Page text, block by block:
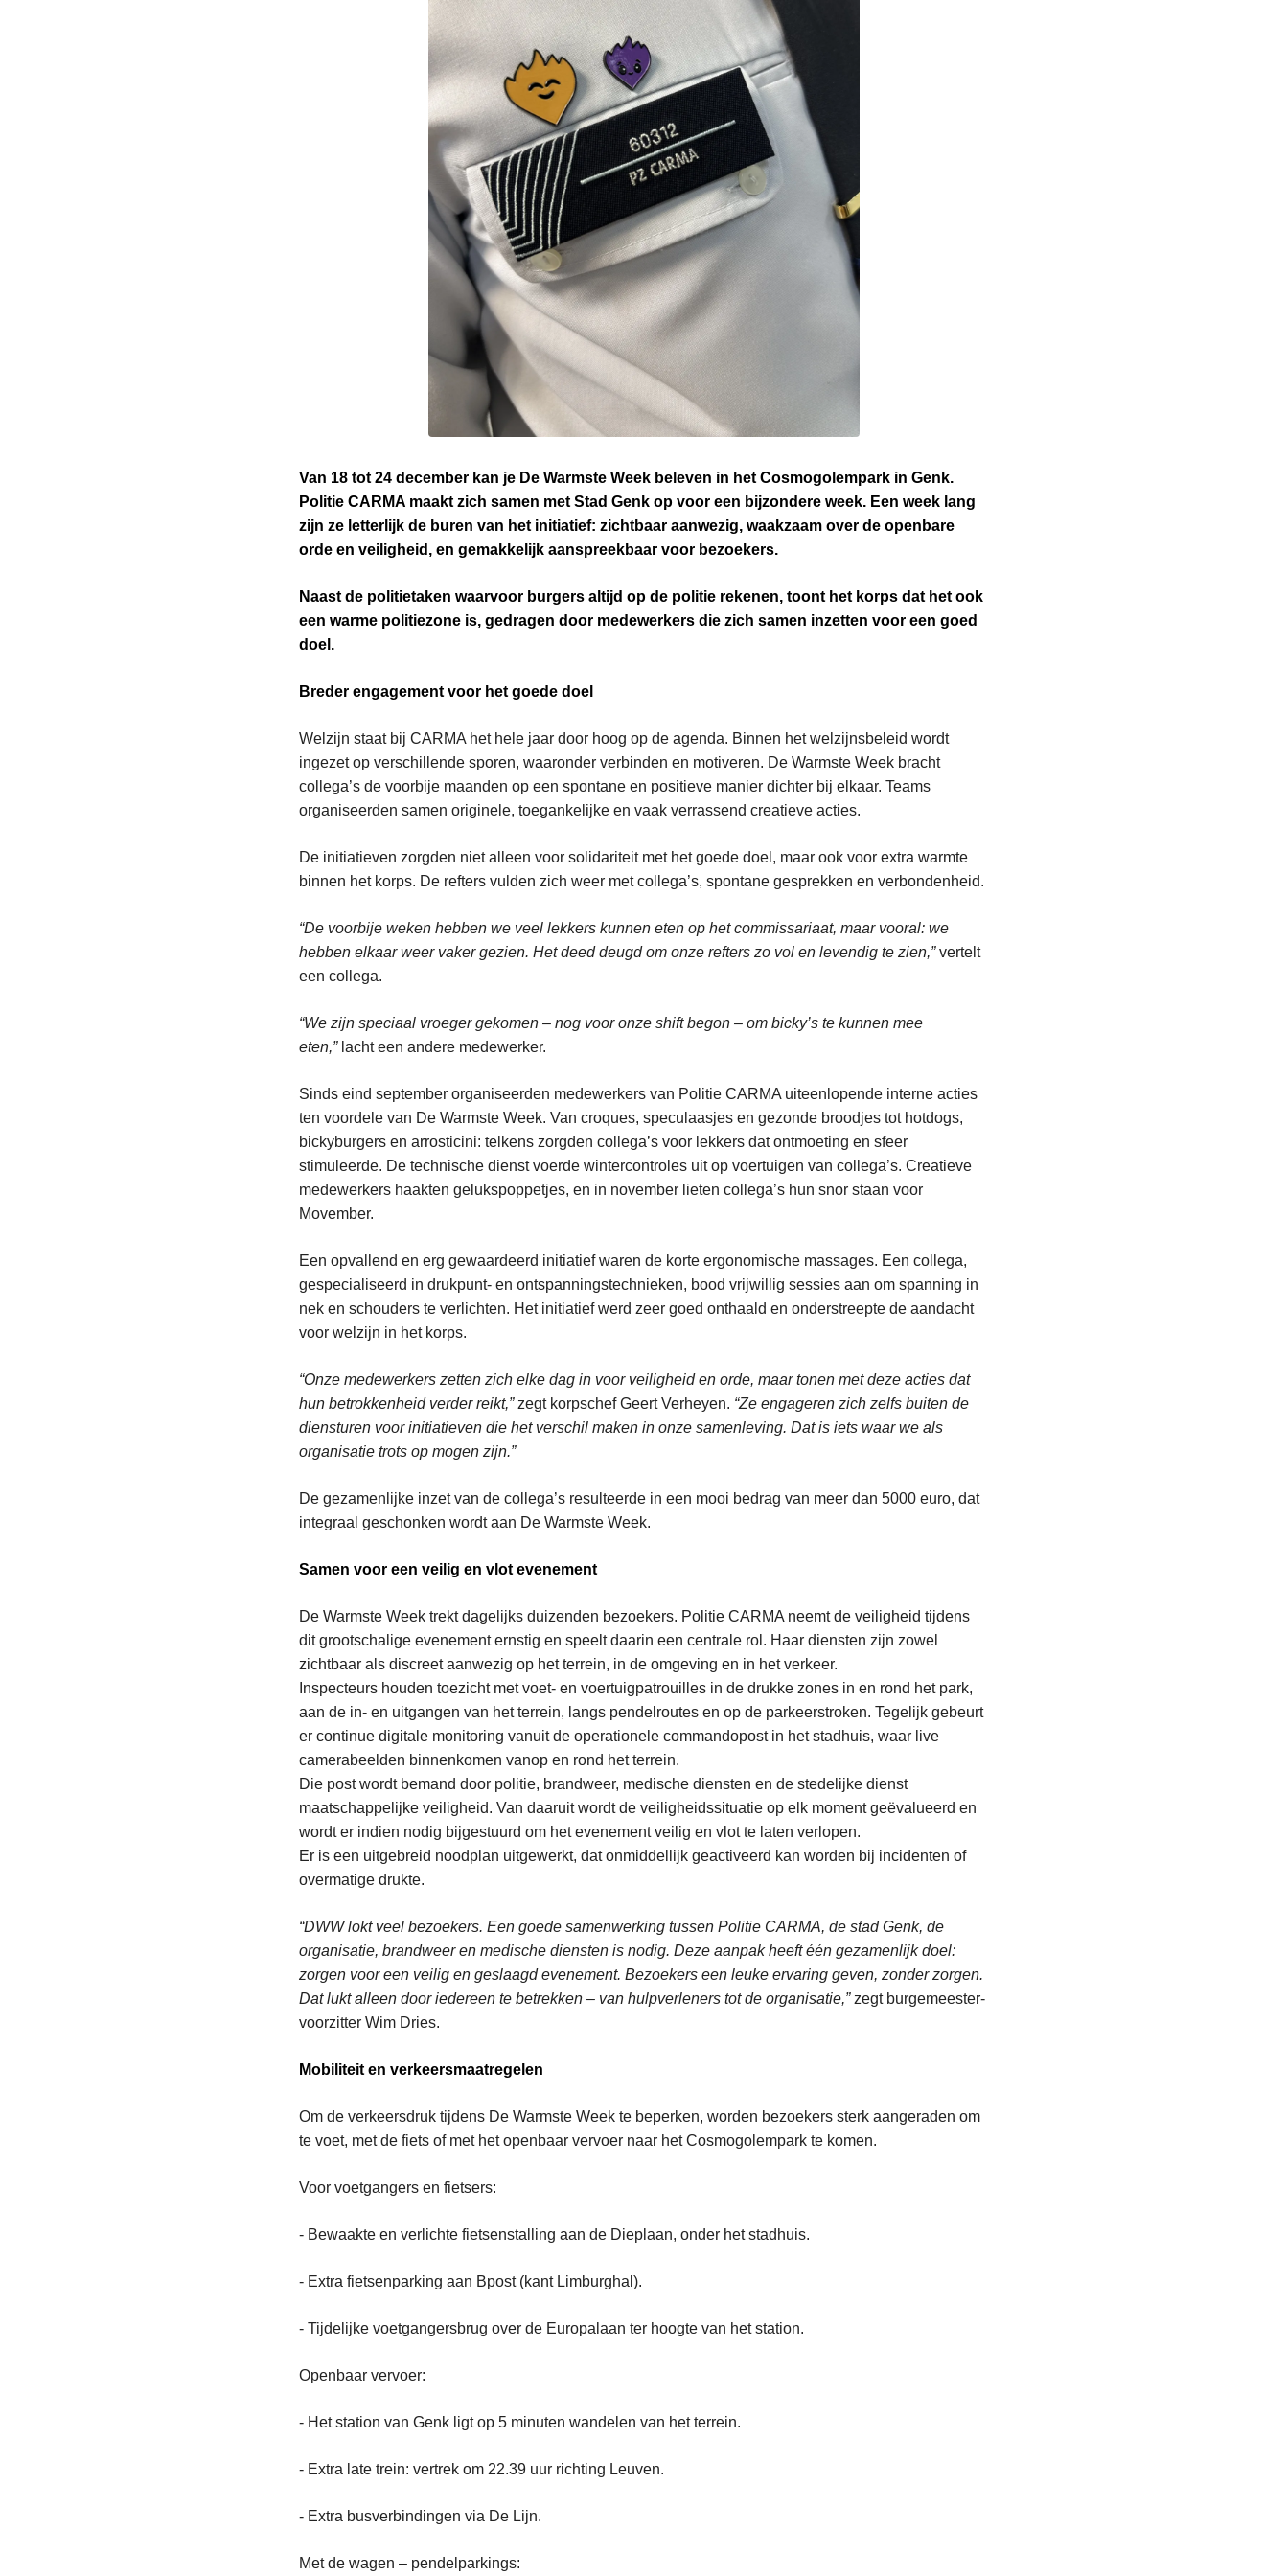
Van 18 tot 24 december kan je De Warmste Week beleven in het Cosmogolempark in Genk.
Politie CARMA maakt zich samen met Stad Genk op voor een bijzondere week. Een week lang
zijn ze letterlijk de buren van het initiatief: zichtbaar aanwezig, waakzaam over de openbare
orde en veiligheid, en gemakkelijk aanspreekbaar voor bezoekers.
Naast de politietaken waarvoor burgers altijd op de politie rekenen, toont het korps dat het ook
een warme politiezone is, gedragen door medewerkers die zich samen inzetten voor een goed
doel.
Breder engagement voor het goede doel
Welzijn staat bij CARMA het hele jaar door hoog op de agenda. Binnen het welzijnsbeleid wordt
ingezet op verschillende sporen, waaronder verbinden en motiveren. De Warmste Week bracht
collega’s de voorbije maanden op een spontane en positieve manier dichter bij elkaar. Teams
organiseerden samen originele, toegankelijke en vaak verrassend creatieve acties.
De initiatieven zorgden niet alleen voor solidariteit met het goede doel, maar ook voor extra warmte
binnen het korps. De refters vulden zich weer met collega’s, spontane gesprekken en verbondenheid.
“De voorbije weken hebben we veel lekkers kunnen eten op het commissariaat, maar vooral: we
hebben elkaar weer vaker gezien. Het deed deugd om onze refters zo vol en levendig te zien,”vertelt
een collega.
“We zijn speciaal vroeger gekomen – nog voor onze shift begon – om bicky’s te kunnen mee
eten,” lacht een andere medewerker.
Sinds eind september organiseerden medewerkers van Politie CARMA uiteenlopende interne acties
ten voordele van De Warmste Week. Van croques, speculaasjes en gezonde broodjes tot hotdogs,
bickyburgers en arrosticini: telkens zorgden collega’s voor lekkers dat ontmoeting en sfeer
stimuleerde. De technische dienst voerde wintercontroles uit op voertuigen van collega’s. Creatieve
medewerkers haakten gelukspoppetjes, en in november lieten collega’s hun snor staan voor
Movember.
Een opvallend en erg gewaardeerd initiatief waren de korte ergonomische massages. Een collega,
gespecialiseerd in drukpunt- en ontspanningstechnieken, bood vrijwillig sessies aan om spanning in
nek en schouders te verlichten. Het initiatief werd zeer goed onthaald en onderstreepte de aandacht
voor welzijn in het korps.
“Onze medewerkers zetten zich elke dag in voor veiligheid en orde, maar tonen met deze acties dat
hun betrokkenheid verder reikt,”zegt korpschef Geert Verheyen. “Ze engageren zich zelfs buiten de
diensturen voor initiatieven die het verschil maken in onze samenleving. Dat is iets waar we als
organisatie trots op mogen zijn.”
De gezamenlijke inzet van de collega’s resulteerde in een mooi bedrag van meer dan 5000 euro, dat
integraal geschonken wordt aan De Warmste Week.
Samen voor een veilig en vlot evenement
De Warmste Week trekt dagelijks duizenden bezoekers. Politie CARMA neemt de veiligheid tijdens
dit grootschalige evenement ernstig en speelt daarin een centrale rol. Haar diensten zijn zowel
zichtbaar als discreet aanwezig op het terrein, in de omgeving en in het verkeer.
Inspecteurs houden toezicht met voet- en voertuigpatrouilles in de drukke zones in en rond het park,
aan de in- en uitgangen van het terrein, langs pendelroutes en op de parkeerstroken. Tegelijk gebeurt
er continue digitale monitoring vanuit de operationele commandopost in het stadhuis, waar live
camerabeelden binnenkomen vanop en rond het terrein.
Die post wordt bemand door politie, brandweer, medische diensten en de stedelijke dienst
maatschappelijke veiligheid. Van daaruit wordt de veiligheidssituatie op elk moment geëvalueerd en
wordt er indien nodig bijgestuurd om het evenement veilig en vlot te laten verlopen.
Er is een uitgebreid noodplan uitgewerkt, dat onmiddellijk geactiveerd kan worden bij incidenten of
overmatige drukte.
“DWW lokt veel bezoekers. Een goede samenwerking tussen Politie CARMA, de stad Genk, de
organisatie, brandweer en medische diensten is nodig. Deze aanpak heeft één gezamenlijk doel:
zorgen voor een veilig en geslaagd evenement. Bezoekers een leuke ervaring geven, zonder zorgen.
Dat lukt alleen door iedereen te betrekken – van hulpverleners tot de organisatie,”zegt burgemeester-
voorzitter Wim Dries.
Mobiliteit en verkeersmaatregelen
Om de verkeersdruk tijdens De Warmste Week te beperken, worden bezoekers sterk aangeraden om
te voet, met de fiets of met het openbaar vervoer naar het Cosmogolempark te komen.
Voor voetgangers en fietsers:
- Bewaakte en verlichte fietsenstalling aan de Dieplaan, onder het stadhuis.
- Extra fietsenparking aan Bpost (kant Limburghal).
- Tijdelijke voetgangersbrug over de Europalaan ter hoogte van het station.
Openbaar vervoer:
- Het station van Genk ligt op 5 minuten wandelen van het terrein.
- Extra late trein: vertrek om 22.39 uur richting Leuven.
- Extra busverbindingen via De Lijn.
Met de wagen – pendelparkings: